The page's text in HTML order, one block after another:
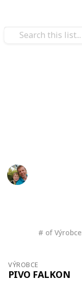
# of Výrobce
VÝROBCE
PIVO FALKON